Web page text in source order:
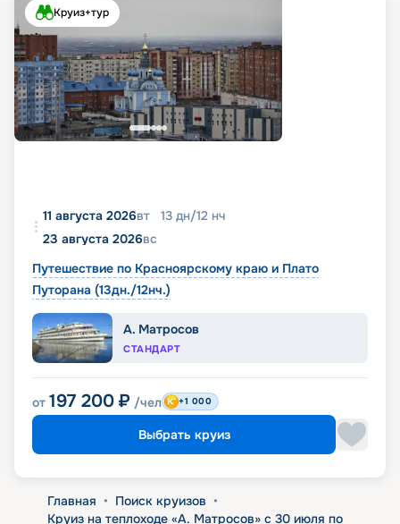
Круиз+тур
11 августа 2026вт 13 дн/12 нч
23 августа 2026вс
Путешествие по Красноярскому краю и Плато
Путорана (13дн./12нч.)
А. Матросов
СТАНДАРТ
от 197 200 ₽ /чел +1 000
Выбрать круиз
Главная • Поиск круизов •
Круиз на теплоходе «А. Матросов» с 30 июля по